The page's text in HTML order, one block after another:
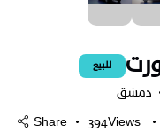
للبيع
دمشق
394Views
Share